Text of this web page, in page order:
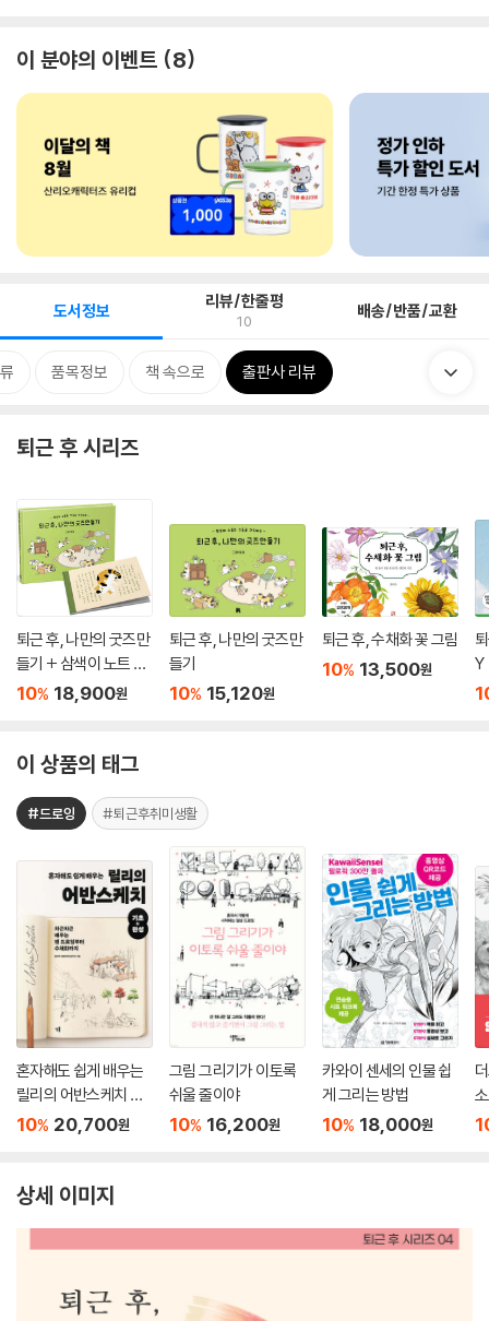
이 분야의 이벤트 8
도서정보 리뷰/한줄평
10 배송/반품/교환
품목정보 책 속으로 출판사 리뷰
퇴근 후 시리즈
퇴근 후, 나만의 굿즈만
들기 + 삼색이 노트 세
트
10% 18,900원
퇴근 후, 나만의 굿즈만
들기
10% 15,120원
퇴근 후, 수채화 꽃 그림
10% 13,500원
Y
이 상품의 태그
#드로잉 #퇴근후취미생활
혼자해도 쉽게 배우는
릴리의 어반스케치 기
초+완성
10% 20,700원
그림 그리기가 이토록
쉬울 줄이야
10% 16,200원
카와이 센세의 인물 쉽
게 그리는 방법
10% 18,000원
상세 이미지